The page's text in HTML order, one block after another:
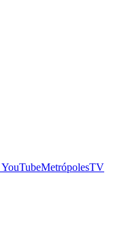
YouTubeMetrópolesTV